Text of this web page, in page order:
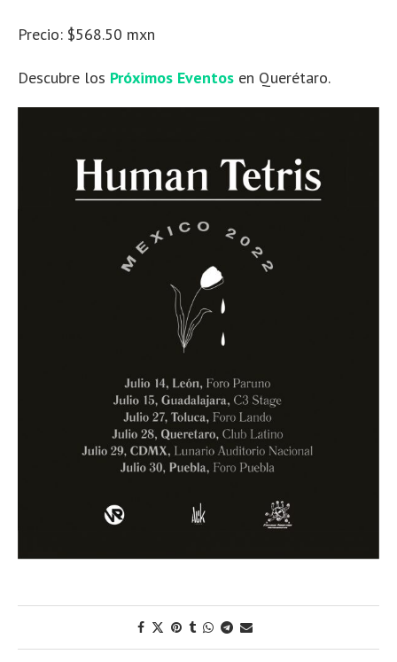
Precio: $568.50 mxn
Descubre los Próximos Eventos en Querétaro.